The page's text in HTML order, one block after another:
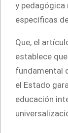
y pedagógica
específicas
Que, el
establece
fundamental
el Estado
educación